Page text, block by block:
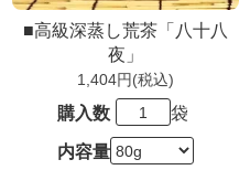
■高級深蒸し荒茶「八十八
夜」
1,404円(税込)
購入数 袋
内容量